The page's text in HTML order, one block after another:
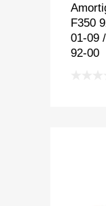
F350
01-09
92-00